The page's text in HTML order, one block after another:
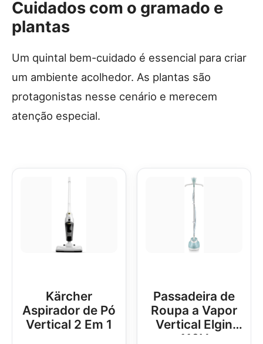
Cuidados com o gramado e
plantas
Um quintal bem-cuidado é essencial para criar
um ambiente acolhedor. As plantas são
protagonistas nesse cenário e merecem
atenção especial.
Kärcher
Aspirador de Pó
Vertical 2 Em 1
Passadeira de
Roupa a Vapor
Vertical Elgin
110V